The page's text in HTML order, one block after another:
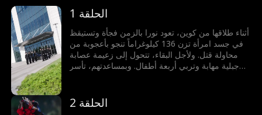
الحلقة 1
أثناء طلاقها من كوين، تعود نورا بالزمن فجأة وتستيقظ
في جسد امرأة تزن 136 كيلوغراماً تنجو بأعجوبة من
محاولة قتل. ولأجل البقاء، تتحول إلى زعيمة عصابة
جبلية مهابة وتربي أربعة أطفال. وبمساعدتهم، تأسر
الحلقة 2